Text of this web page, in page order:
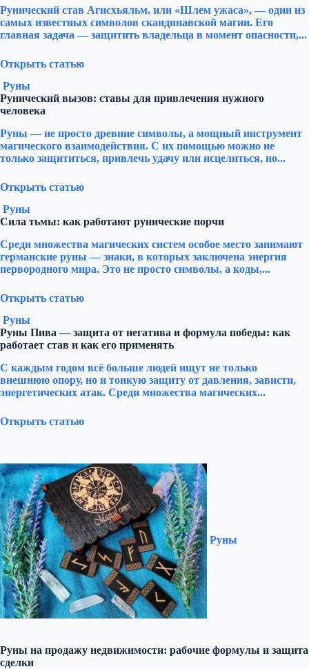
Рунический став Агисхьяльм, или «Шлем ужаса», — один из
самых известных символов скандинавской магии. Его
главная задача — защитить владельца в момент опасности,...
Открыть статью
Руны
Рунический вызов: ставы для привлечения нужного
человека
Руны — не просто древние символы, а мощный инструмент
магического взаимодействия. С их помощью можно не
только защититься, привлечь удачу или исцелиться, но...
Открыть статью
Руны
Сила тьмы: как работают рунические порчи
Среди множества магических систем особое место занимают
германские руны — знаки, в которых заключена энергия
первородного мира. Это не просто символы, а коды,...
Открыть статью
Руны
Руны Пива — защита от негатива и формула победы: как
работает став и как его применять
С каждым годом всё больше людей ищут не только
внешнюю опору, но и тонкую защиту от давления, зависти,
энергетических атак. Среди множества магических...
Открыть статью
Руны
Руны на продажу недвижимости: рабочие формулы и защита
сделки